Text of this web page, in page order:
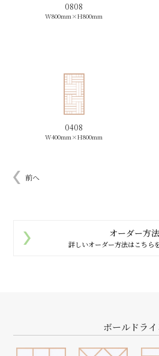
0808
W800mm×H800mm
0408
W400mm×H800mm
前へ
オーダー方法
詳しいオーダー方法はこちら
ボールドライ